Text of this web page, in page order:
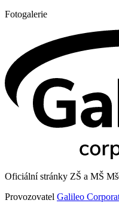
Fotogalerie
Oficiální stránky ZŠ a MŠ
Provozovatel Galileo